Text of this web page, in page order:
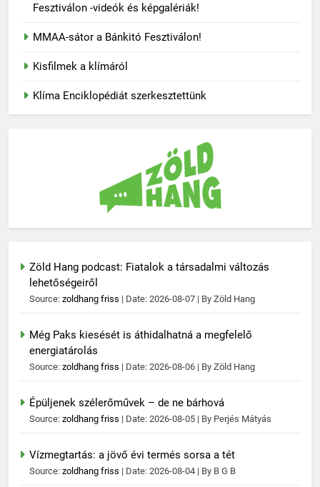
Fesztiválon -videók és képgalériák!
MMAA-sátor a Bánkitó Fesztiválon!
Kisfilmek a klímáról
Klíma Enciklopédiát szerkesztettünk
Zöld Hang podcast: Fiatalok a társadalmi változás
lehetőségeiről
Source: zoldhang friss Date: 2026-08-07 By Zöld Hang
Még Paks kiesését is áthidalhatná a megfelelő
energiatárolás
Source: zoldhang friss Date: 2026-08-06 By Zöld Hang
Épüljenek szélerőművek – de ne bárhová
Source: zoldhang friss Date: 2026-08-05 By Perjés Mátyás
Vízmegtartás: a jövő évi termés sorsa a tét
Source: zoldhang friss Date: 2026-08-04 By B G B